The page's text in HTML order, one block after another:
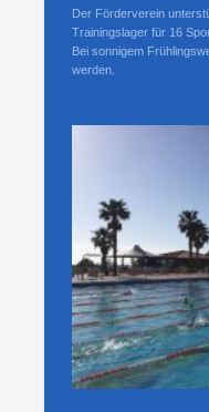
Der Förderverein
Trainingslager für 16
Bei sonnigem
werden.